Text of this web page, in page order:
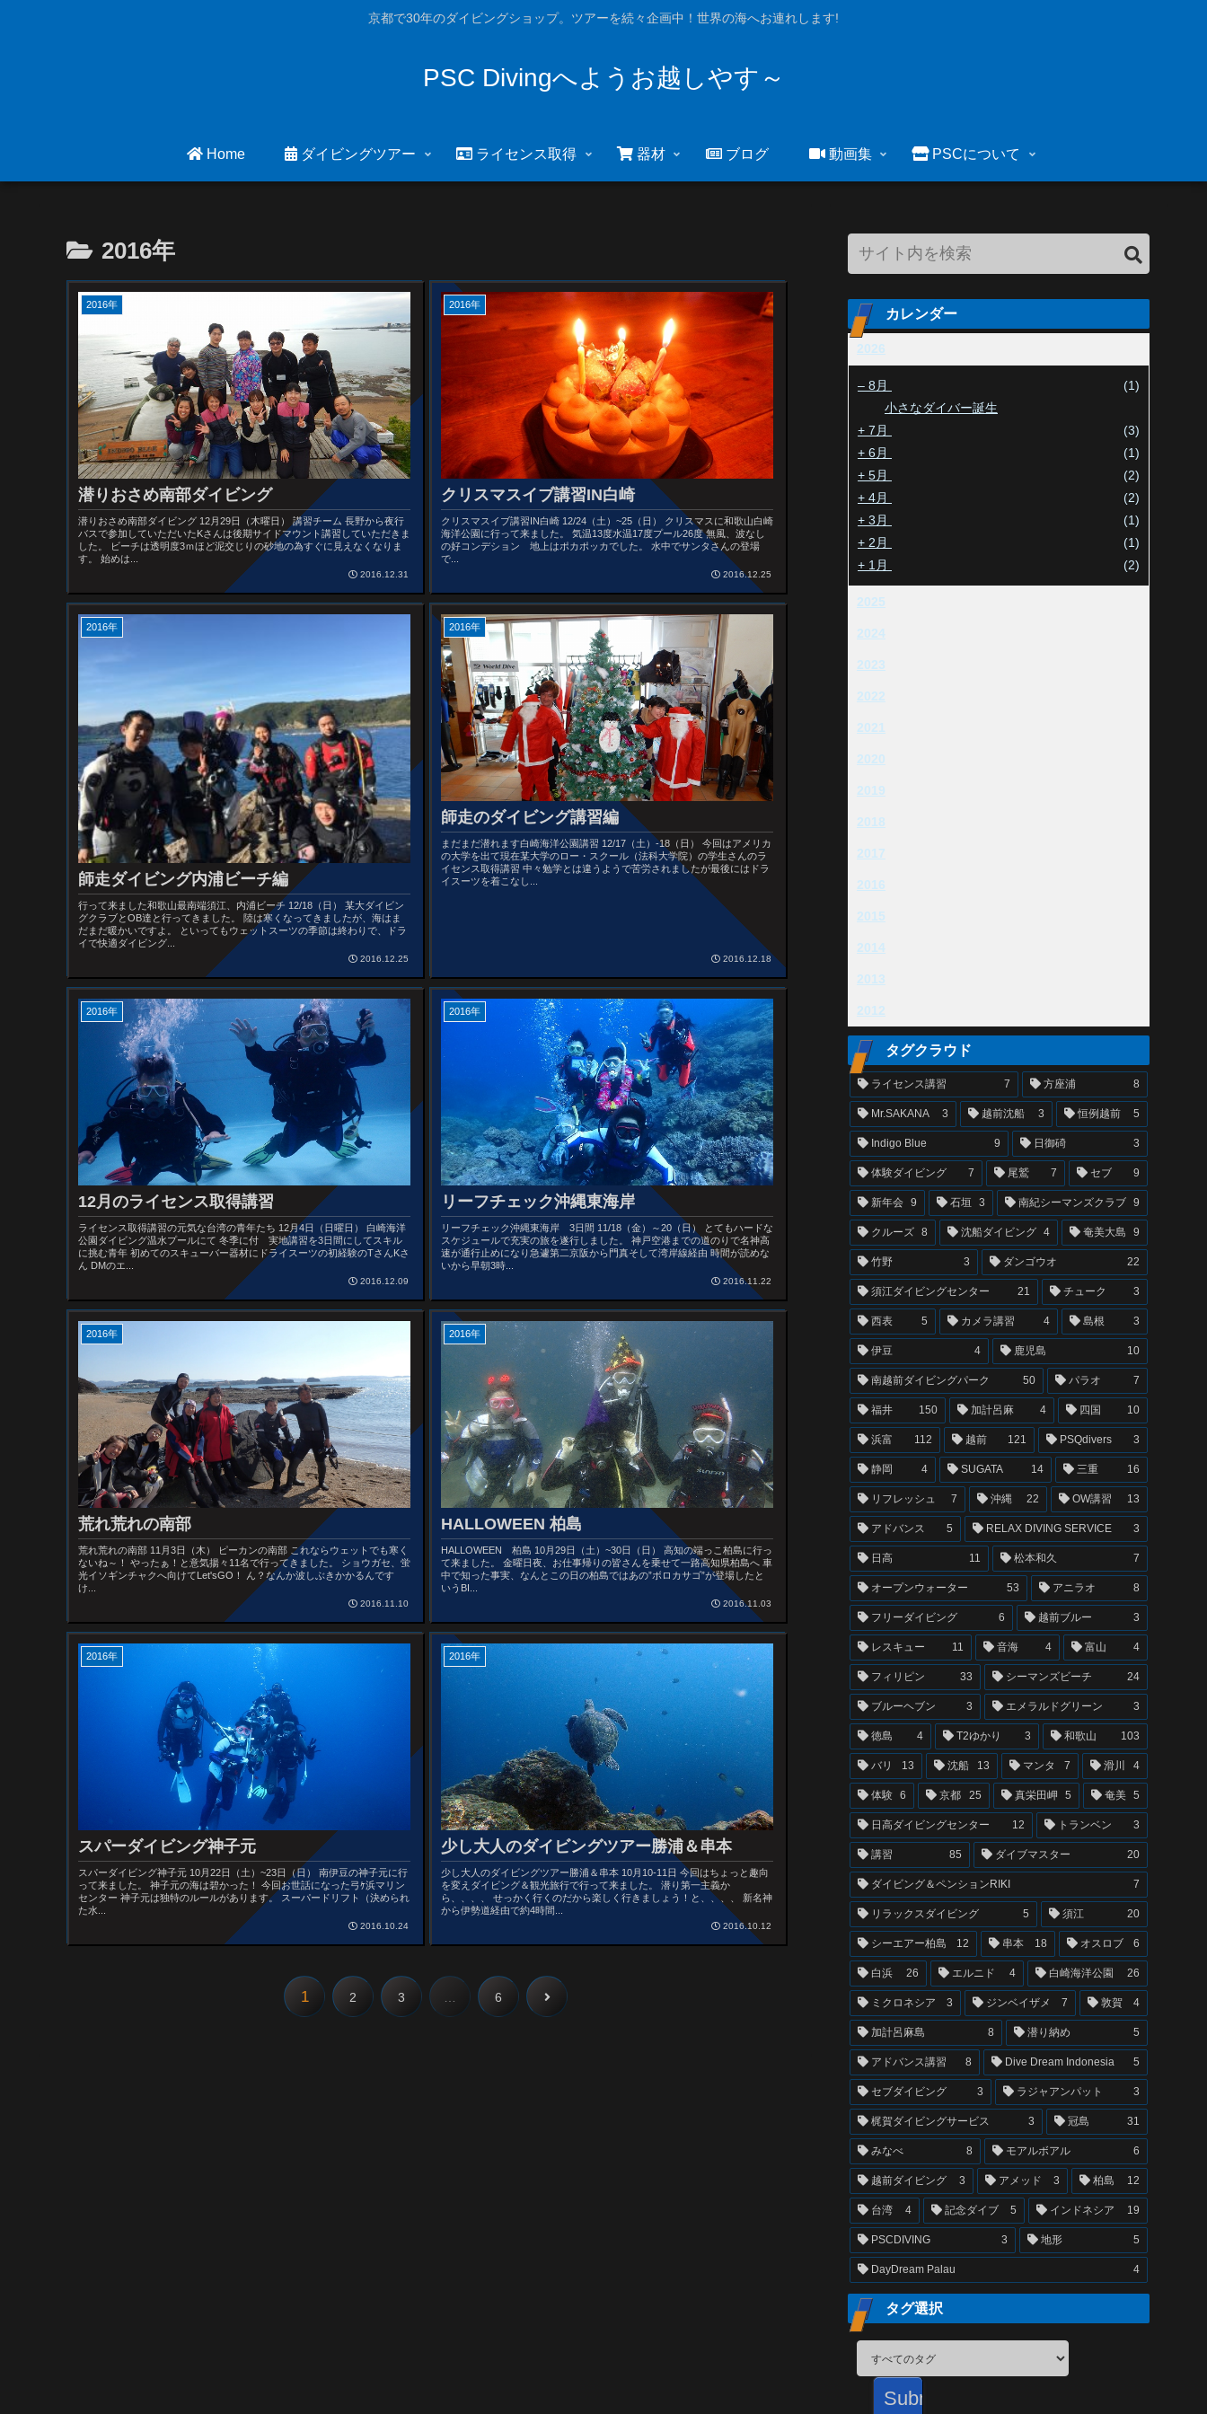
京都で30年のダイビングショップ。ツアーを続々企画中！世界の海へお連れします!
PSC Divingへようお越しやす～
Home ダイビングツアー ライセンス取得 器材 ブログ 動画集 PSCについて
2016年
2016年
潜りおさめ南部ダイビング
潜りおさめ南部ダイビング 12月29日（木曜日） 講習チーム 長野から夜行
バスで参加していただいたKさんは後期サイドマウント講習していただきま
した。 ビーチは透明度3ｍほど泥交じりの砂地の為すぐに見えなくなりま
す。 始めは...
2016.12.31
2016年
クリスマスイブ講習IN白崎
クリスマスイブ講習IN白崎 12/24（土）~25（日） クリスマスに和歌山白崎
海洋公園に行って来ました。 気温13度水温17度プール26度 無風、波なし
の好コンデション 地上はポカポッカでした。 水中でサンタさんの登場
で...
2016.12.25
2016年
師走ダイビング内浦ビーチ編
行って来ました和歌山最南端須江、内浦ビーチ 12/18（日） 某大ダイビン
グクラブとOB達と行ってきました。 陸は寒くなってきましたが、海はま
だまだ暖かいですよ。 といってもウェットスーツの季節は終わりで、ドラ
イで快適ダイビング...
2016.12.25
2016年
師走のダイビング講習編
まだまだ潜れます白崎海洋公園講習 12/17（土）-18（日） 今回はアメリカ
の大学を出て現在某大学のロー・スクール（法科大学院）の学生さんのラ
イセンス取得講習 中々勉学とは違うようで苦労されましたが最後にはドラ
イスーツを着こなし...
2016.12.18
2016年
12月のライセンス取得講習
ライセンス取得講習の元気な台湾の青年たち 12月4日（日曜日） 白崎海洋
公園ダイビング温水プールにて 冬季に付 実地講習を3日間にしてスキル
に挑む青年 初めてのスキューバー器材にドライスーツの初経験のTさんKさ
ん DMのエ...
2016.12.09
2016年
リーフチェック沖縄東海岸
リーフチェック沖縄東海岸 3日間 11/18（金）～20（日） とてもハードな
スケジュールで充実の旅を遂行しました。 神戸空港までの道のりで名神高
速が通行止めになり急遽第二京阪から門真そして湾岸線経由 時間が読めな
いから早朝3時...
2016.11.22
2016年
荒れ荒れの南部
荒れ荒れの南部 11月3日（木） ピーカンの南部 これならウェットでも寒く
ないね～！ やったぁ！と意気揚々11名で行ってきました。 ショウガセ、蛍
光イソギンチャクへ向けてLet'sGO！ ん？なんか波しぶきかかるんです
け...
2016.11.10
2016年
HALLOWEEN 柏島
HALLOWEEN 柏島 10月29日（土）~30日（日） 高知の端っこ柏島に行っ
て来ました。 金曜日夜、お仕事帰りの皆さんを乗せて一路高知県柏島へ 車
中で知った事実、なんとこの日の柏島ではあの”ボロカサゴ”が登場したと
いうBI...
2016.11.03
2016年
スパーダイビング神子元
スパーダイビング神子元 10月22日（土）~23日（日） 南伊豆の神子元に行
って来ました。 神子元の海は碧かった！ 今回お世話になった弓ｹ浜マリン
センター 神子元は独特のルールがあります。 スーパードリフト（決められ
た水...
2016.10.24
2016年
少し大人のダイビングツアー勝浦＆串本
少し大人のダイビングツアー勝浦＆串本 10月10-11日 今回はちょっと趣向
を変えダイビング＆観光旅行で行って来ました。 潜り第一主義か
ら、、、、 せっかく行くのだから楽しく行きましょう！と、、、、 新名神
から伊勢道経由で約4時間...
2016.10.12
1 2 3 6
カレンダー
2026
– 8月
(1)
小さなダイバー誕生
+ 7月
(3)
+ 6月
(1)
+ 5月
(2)
+ 4月
(2)
+ 3月
(1)
+ 2月
(1)
+ 1月 (2)
2025
2024
2023
2022
2021
2020
2019
2018
2017
2016
2015
2014
2013
2012
タグクラウド
ライセンス講習 7 方座浦 8
Mr.SAKANA 3 越前沈船 3 恒例越前 5
Indigo Blue 9 日御碕 3
体験ダイビング 7 尾鷲 7 セブ 9
新年会 9 石垣 3 南紀シーマンズクラブ 9
クルーズ 8 沈船ダイビング 4 奄美大島 9
竹野 3 ダンゴウオ 22
須江ダイビングセンター 21 チューク 3
西表 5 カメラ講習 4 島根 3
伊豆 4 鹿児島 10
南越前ダイビングパーク 50 パラオ 7
福井 150 加計呂麻 4 四国 10
浜富 112 越前 121 PSQdivers 3
静岡 4 SUGATA 14 三重 16
リフレッシュ 7 沖縄 22 OW講習 13
アドバンス 5 RELAX DIVING SERVICE 3
日高 11 松本和久 7
オープンウォーター 53 アニラオ 8
フリーダイビング 6 越前ブルー 3
レスキュー 11 音海 4 富山 4
フィリピン 33 シーマンズビーチ 24
ブルーヘブン 3 エメラルドグリーン 3
徳島 4 T2ゆかり 3 和歌山 103
バリ 13 沈船 13 マンタ 7 滑川 4
体験 6 京都 25 真栄田岬 5 奄美 5
日高ダイビングセンター 12 トランベン 3
講習 85 ダイブマスター 20
ダイビング＆ペンションRIKI 7
リラックスダイビング 5 須江 20
シーエアー柏島 12 串本 18 オスロブ 6
白浜 26 エルニド 4 白崎海洋公園 26
ミクロネシア 3 ジンベイザメ 7 敦賀 4
加計呂麻島 8 潜り納め 5
アドバンス講習 8 Dive Dream Indonesia 5
セブダイビング 3 ラジャアンパット 3
梶賀ダイビングサービス 3 冠島 31
みなべ 8 モアルボアル 6
越前ダイビング 3 アメッド 3 柏島 12
台湾 4 記念ダイブ 5 インドネシア 19
PSCDIVING 3 地形 5
DayDream Palau 4
タグ選択